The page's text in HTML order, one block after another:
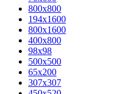
800x800
194x1600
800x1600
400х800
98x98
500x500
65x200
307x307